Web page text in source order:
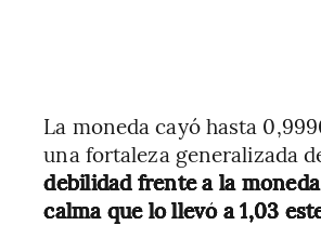
La moneda cayó hasta
una fortaleza generalizada
debilidad frente a la
calma que lo llevó a 1,03